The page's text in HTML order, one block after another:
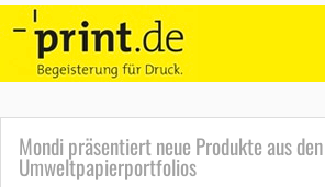
Mondi präsentiert neue Produkte aus
Umweltpapierportfolios